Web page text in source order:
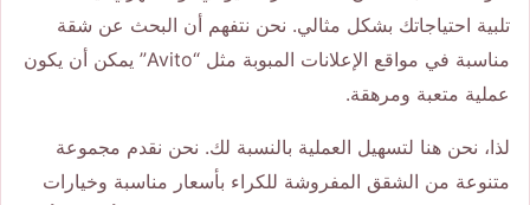
تلبية احتياجاتك بشكل مثالي. نحن نتفهم أن البحث عن شقة
مناسبة في مواقع الإعلانات المبوبة مثل “Avito” يمكن أن يكون
عملية متعبة ومرهقة.
لذا، نحن هنا لتسهيل العملية بالنسبة لك. نحن نقدم مجموعة
متنوعة من الشقق المفروشة للكراء بأسعار مناسبة وخيارات